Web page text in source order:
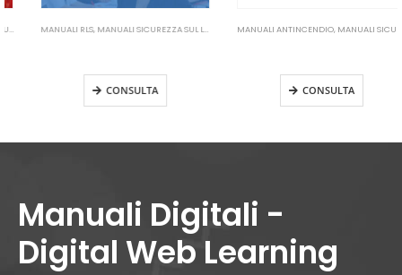
MANUALI RLS,MANUALI SICUREZZA SUL LAVORO
CONSULTA
MANUALI ANTINCENDIO,MANUALI SICUREZZA SUL LAVORO
CONSULTA
Manuali Digitali -
Digital Web Learning